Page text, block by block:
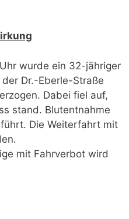
wurde ein 32-jähriger
Dr.-Eberle-Straße
Dabei fiel auf,
stand. Blutentnahme
Die Weiterfahrt mit
mit Fahrverbot wird